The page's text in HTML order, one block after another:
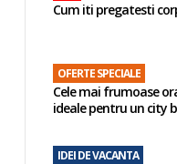
Cum iti pregatesti
OFERTE SPECIALE
Cele mai frumoase
ideale pentru un city
IDEI DE VACANTA